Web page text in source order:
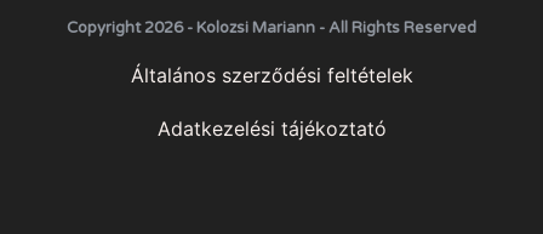
Copyright 2026 - Kolozsi Mariann - All Rights Reserved
Általános szerződési feltételek
Adatkezelési tájékoztató